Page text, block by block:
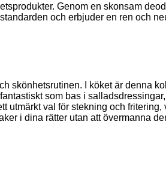
Genom en skonsam
och erbjuder en ren och
skönhetsrutinen. I köket är denna
som bas i
utmärkt val för stekning och
i dina rätter utan att övermanna